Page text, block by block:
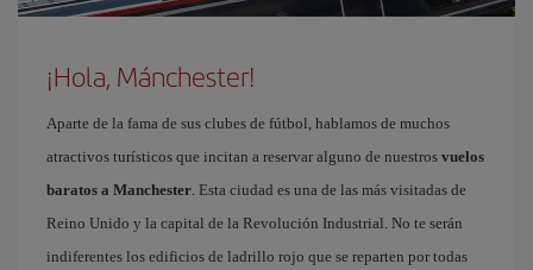
¡Hola, Mánchester!
Aparte de la fama de sus clubes de fútbol, hablamos de muchos
atractivos turísticos que incitan a reservar alguno de nuestros vuelos
baratos a Manchester. Esta ciudad es una de las más visitadas de
Reino Unido y la capital de la Revolución Industrial. No te serán
indiferentes los edificios de ladrillo rojo que se reparten por todas